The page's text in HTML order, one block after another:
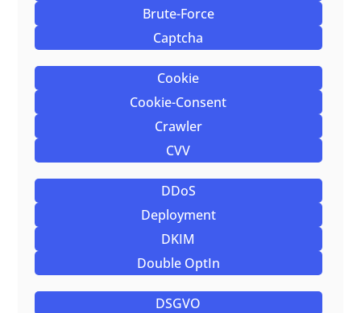
Brute-Force
Captcha
Cookie
Cookie-Consent
Crawler
CVV
DDoS
Deployment
DKIM
Double OptIn
DSGVO